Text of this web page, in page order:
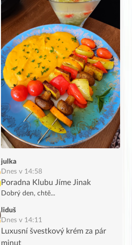
julka
Dnes v 14:58
Poradna Klubu Jíme Jinak
Dobrý den, chtě...
liduš
Dnes v 14:11
Luxusní švestkový krém za pár
minut